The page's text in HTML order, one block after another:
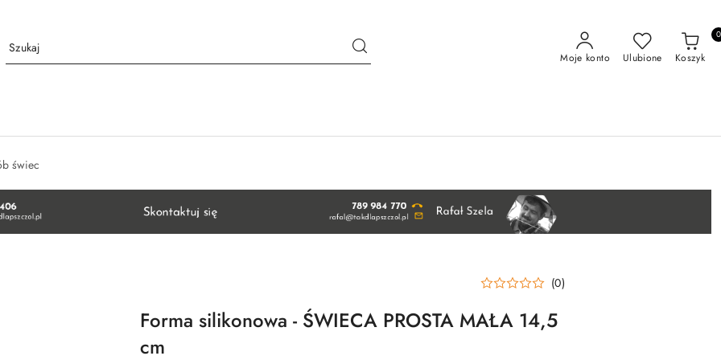
Moje konto Ulubione Koszyk
0
świec
(0)
Forma silikonowa - ŚWIECA PROSTA MAŁA 14,5
cm